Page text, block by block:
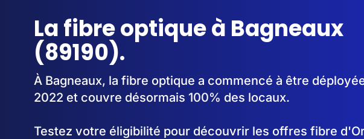
La fibre optique à Bagneaux
(89190).
À Bagneaux, la fibre optique a commencé à être
2022 et couvre désormais 100% des locaux.
Testez votre éligibilité pour découvrir les offres fibre